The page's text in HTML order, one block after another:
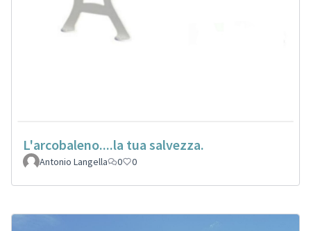
L'arcobaleno....la tua salvezza.
Antonio Langella 0 0